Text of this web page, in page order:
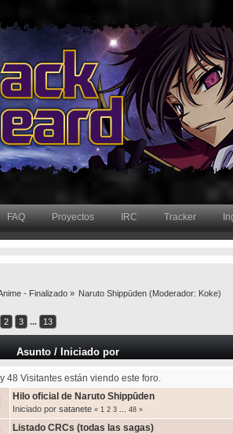
FAQ Proyectos IRC Tracker
- Finalizado » Naruto Shippūden (Moderador: Koke)
2 3 ... 13
Asunto/ Iniciado por
48 Visitantes están viendo este foro.
Hilo oficial de Naruto Shippūden
Iniciado por satanete « 1 2 3 48»
Listado CRCs (todas las sagas)